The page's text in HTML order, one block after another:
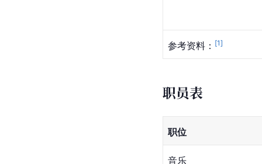
参考资料： [1]
职员表
职位
音乐